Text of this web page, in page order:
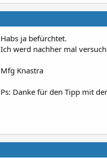
Habs ja befürchtet.
Ich werd nachher mal
Mfg Knastra
Ps: Danke für den Tipp mit